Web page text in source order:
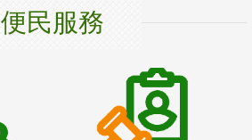
便民服務